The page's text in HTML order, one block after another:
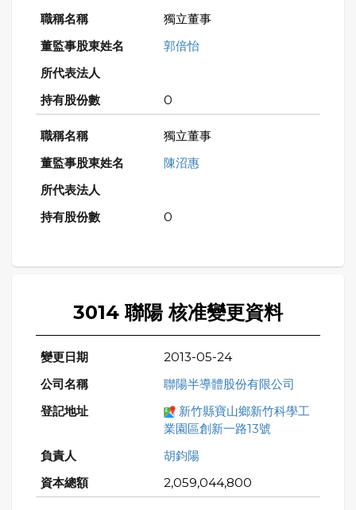
獨立董事
郭倍怡
0
獨立董事
陳沼惠
0
3014 聯陽 核准變更資料
2013-05-24
聯陽半導體股份有限公司
新竹縣寶山鄉新竹科學工
業園區創新一路13號
胡鈞陽
2,059,044,800